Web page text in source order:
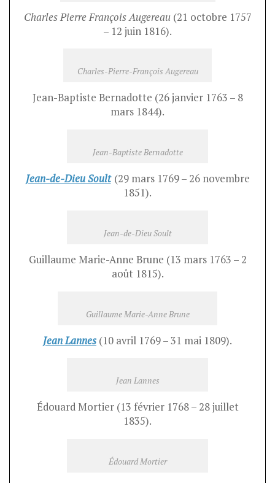
Charles Pierre François Augereau(21 octobre 1757
– 12 juin 1816).
Charles-Pierre-François Augereau
Jean-Baptiste Bernadotte (26 janvier 1763 – 8
mars 1844).
Jean-Baptiste Bernadotte
Jean-de-Dieu Soult (29 mars 1769 – 26 novembre
1851).
Jean-de-Dieu Soult
Guillaume Marie-Anne Brune (13 mars 1763 – 2
août 1815).
Guillaume Marie-Anne Brune
Jean Lannes (10 avril 1769 – 31 mai 1809).
Jean Lannes
Édouard Mortier (13 février 1768 – 28 juillet
1835).
Édouard Mortier